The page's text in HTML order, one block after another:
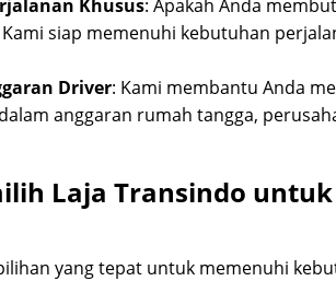
Khusus: Apakah Anda
siap memenuhi kebutuhan
Driver: Kami membantu Anda
anggaran rumah tangga,
Laja Transindo
yang tepat untuk memenuhi